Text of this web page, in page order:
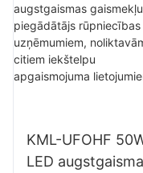
rūpniecības
uzņēmumiem,
noliktavām un
citiem iekštelpu
KML-UFOHF
LED